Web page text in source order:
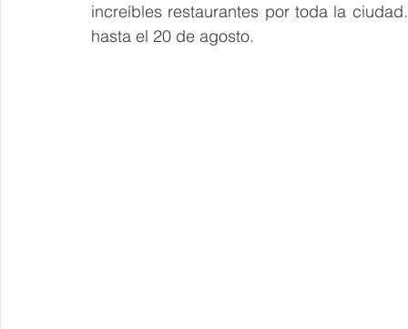
increíbles restaurantes por toda la
hasta el 20 de agosto.